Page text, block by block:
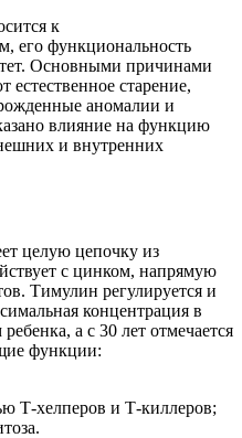
к
его функциональность
Основными причинами
старение,
аномалии и
влияние на функцию
и внутренних
целую цепочку из
с цинком, напрямую
Тимулин регулируется и
концентрация в
а с 30 лет отмечается
функции:
Т-хелперов и Т-киллеров;